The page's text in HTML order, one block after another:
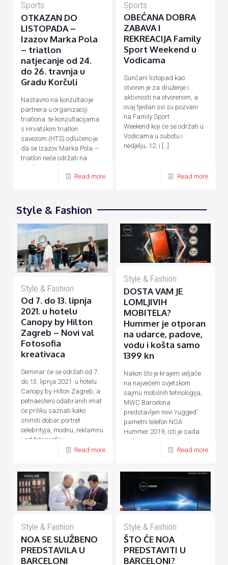
Sports
OTKAZAN DO
LISTOPADA –
Izazov Marka Pola
– triatlon
natjecanje od 24.
do 26. travnja u
Gradu Korčuli
Nastavno na konzultacije
partnera u organizaciji
triatlona te konzultacijama
s Hrvatskim triatlon
savezom (HTS) odlučeno je
da se Izazov Marka Pola –
triatlon neće održati na
predviđene datume, 24. – 26.
Read more
Sports
OBEĆANA DOBRA
ZABAVA I
REKREACIJA Family
Sport Weekend u
Vodicama
Sunčani listopad kao
stvoren je za druženje i
aktivnosti na otvorenom, a
ovaj tjedan svi su pozvani
na Family Sport
Weekend koji će se održati u
Vodicama u subotu i
nedjelju, 12. i
Read more
Style & Fashion
Style & Fashion
Od 7. do 13. lipnja
2021. u hotelu
Canopy by Hilton
Zagreb – Novi val
Fotosofia
kreativaca
Seminar će se održati od 7.
do 13. lipnja 2021. u hotelu
Canopy by Hilton Zagreb, a
petnaestero odabranih imat
će priliku saznati kako
snimiti dobar portret
celebrityja, modnu, reklamnu
i art fotografiju.
Read more
Style & Fashion
DOSTA VAM JE
LOMLJIVIH
MOBITELA?
Hummer je otporan
na udarce, padove,
vodu i košta samo
1399 kn
Nakon što je krajem veljače
na najvećem svjetskom
sajmu mobilnih tehnologija,
MWC Barcelona
predstavljen novi ‘rugged’
pametni telefon NOA
Hummer 2019, isti je sada
dostupan na tržištu. Za sve
Read more
Style & Fashion
NOA SE SLUŽBENO
PREDSTAVILA U
BARCELONI
Style & Fashion
ŠTO ĆE NOA
PREDSTAVITI U
BARCELONI?